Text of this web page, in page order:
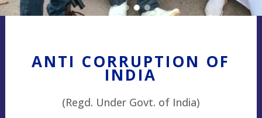
ANTI CORRUPTION OF
INDIA
(Regd. Under Govt. of India)